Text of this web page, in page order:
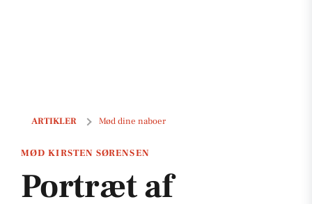
ARTIKLER Mød dine naboer
Portræt af Kirsten Sørensen: “Naturen, sammenhold og
MØD KIRSTEN SØRENSEN
Portræt af